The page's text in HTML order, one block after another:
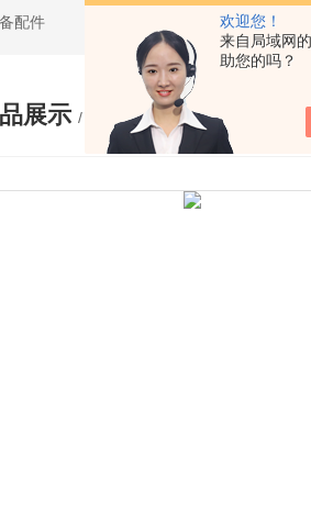
欢迎您！
来自局域网
助您的吗？
配件
展示 / PRODUCTS